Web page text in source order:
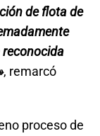
de flota de
reconocida
, remarcó
proceso de